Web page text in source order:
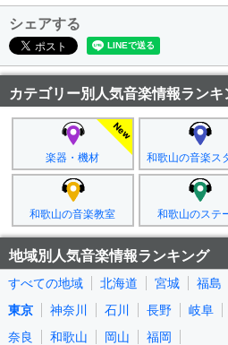
シェアする
カテゴリー別人気音楽情報ランキ
楽器・機材 和歌山の音楽ス
和歌山の音楽教室 和歌山のステ
地域別人気音楽情報ランキング
すべての地域 北海道 宮城 福島
東京
神奈川 石川 長野 岐阜
奈良
和歌山 岡山 福岡